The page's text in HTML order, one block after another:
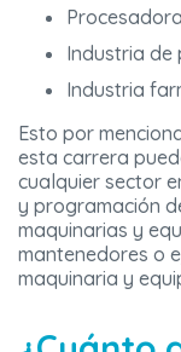
Industria de
Industria
Esto por
esta carrera
cualquier sector
y programación
maquinarias y
mantenedores o
maquinaria y